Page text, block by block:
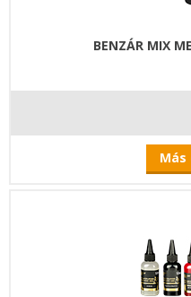
BENZÁR MIX